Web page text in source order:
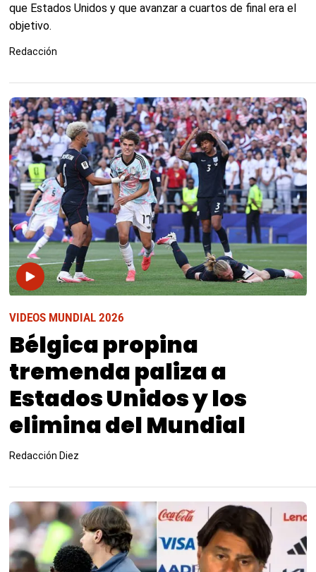
que Estados Unidos y que avanzar a cuartos de final era el
objetivo.
Redacción
VIDEOS MUNDIAL 2026
Bélgica propina
tremenda paliza a
Estados Unidos y los
elimina del Mundial
Redacción Diez